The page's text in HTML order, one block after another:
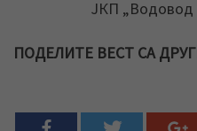
ЈКП „Водовод
ПОДЕЛИТЕ ВЕСТ СА